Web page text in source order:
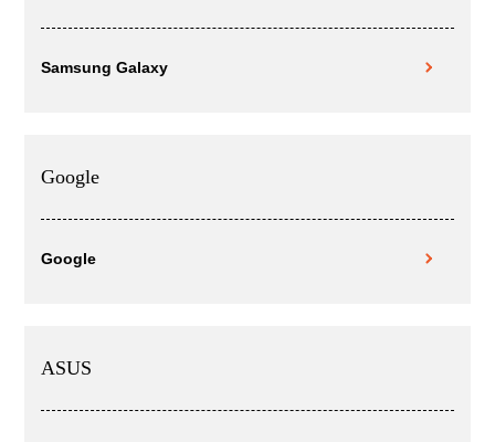
Samsung Galaxy
Google
Google
ASUS